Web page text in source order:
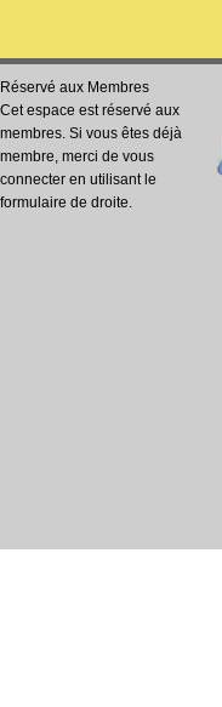
Réservé aux Membres
Cet espace est réservé aux
membres. Si vous êtes déjà
membre, merci de vous
connecter en utilisant le
formulaire de droite.